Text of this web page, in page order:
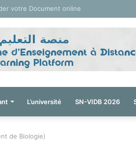
votre Document online
L’université SN-VIDB 2026
de Biologie)